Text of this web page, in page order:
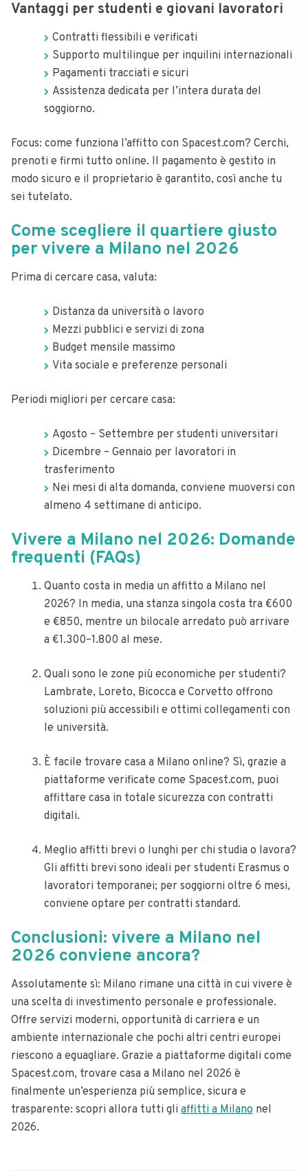
Vantaggi per studenti e giovani lavoratori
Contratti flessibili e verificati
Supporto multilingue per inquilini internazionali
Pagamenti tracciati e sicuri
Assistenza dedicata per l’intera durata del
soggiorno.
Focus: come funziona l’affitto con Spacest.com? Cerchi,
prenoti e firmi tutto online. Il pagamento è gestito in
modo sicuro e il proprietario è garantito, così anche tu
sei tutelato.
Come scegliere il quartiere giusto
per vivere a Milano nel 2026
Prima di cercare casa, valuta:
Distanza da università o lavoro
Mezzi pubblici e servizi di zona
Budget mensile massimo
Vita sociale e preferenze personali
Periodi migliori per cercare casa:
Agosto – Settembre per studenti universitari
Dicembre – Gennaio per lavoratori in
trasferimento
Nei mesi di alta domanda, conviene muoversi con
almeno 4 settimane di anticipo.
Vivere a Milano nel 2026: Domande
frequenti (FAQs)
Quanto costa in media un affitto a Milano nel
2026? In media, una stanza singola costa tra €600
e €850, mentre un bilocale arredato può arrivare
a €1.300–1.800 al mese.
Quali sono le zone più economiche per studenti?
Lambrate, Loreto, Bicocca e Corvetto offrono
soluzioni più accessibili e ottimi collegamenti con
le università.
È facile trovare casa a Milano online? Sì, grazie a
piattaforme verificate come Spacest.com, puoi
affittare casa in totale sicurezza con contratti
digitali.
Meglio affitti brevi o lunghi per chi studia o lavora?
Gli affitti brevi sono ideali per studenti Erasmus o
lavoratori temporanei; per soggiorni oltre 6 mesi,
conviene optare per contratti standard.
Conclusioni: vivere a Milano nel
2026 conviene ancora?
Assolutamente sì: Milano rimane una città in cui vivere è
una scelta di investimento personale e professionale.
Offre servizi moderni, opportunità di carriera e un
ambiente internazionale che pochi altri centri europei
riescono a eguagliare. Grazie a piattaforme digitali come
Spacest.com, trovare casa a Milano nel 2026 è
finalmente un’esperienza più semplice, sicura e
trasparente: scopri allora tutti gli affitti a Milano nel
2026.